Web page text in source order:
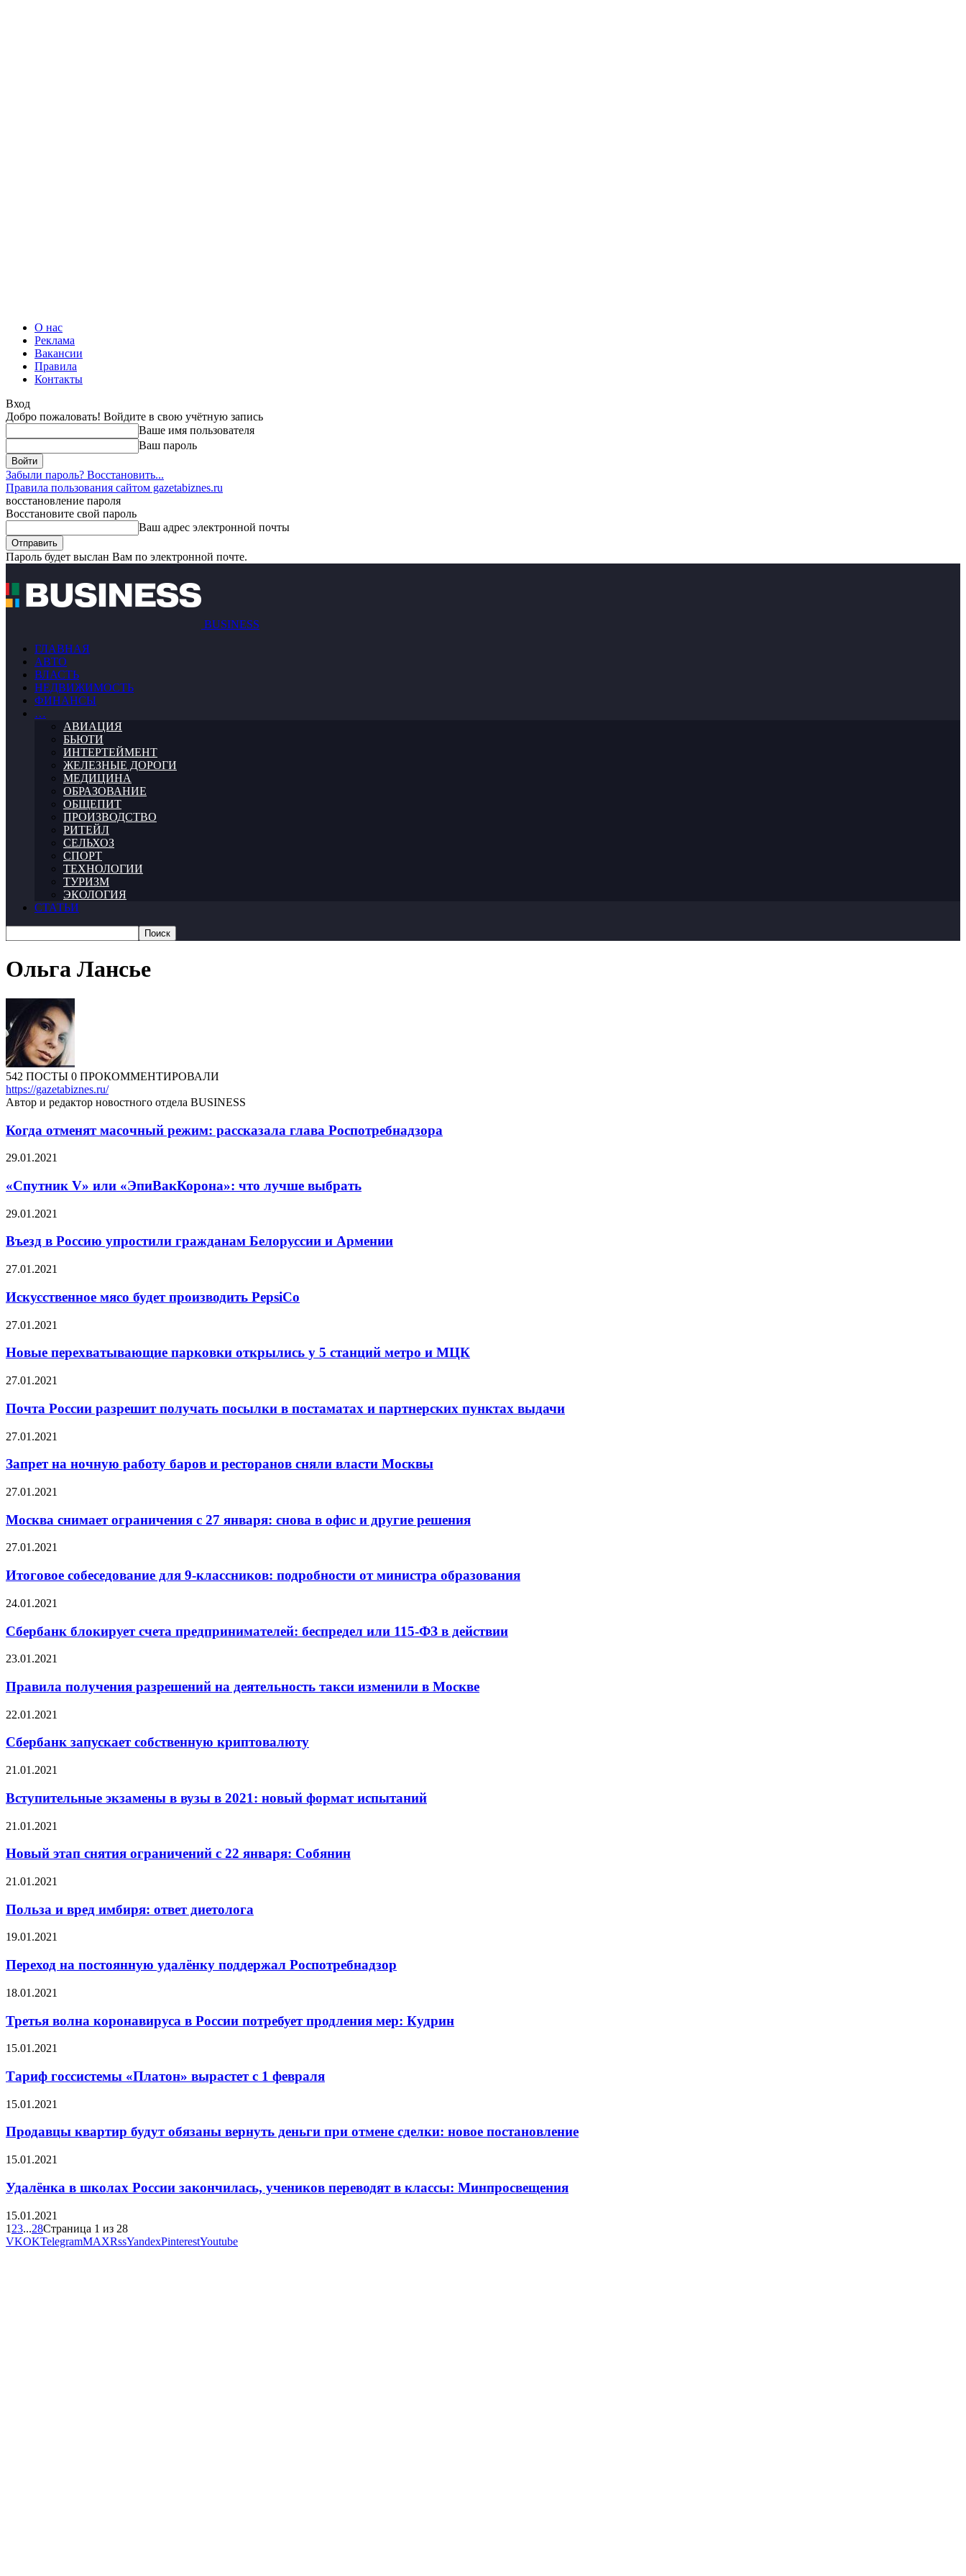
О нас
Реклама
Вакансии
Правила
Контакты
Вход
Добро пожаловать! Войдите в свою учётную запись
Ваше имя пользователя
Ваш пароль
Забыли пароль? Восстановить...
Правила пользования сайтом gazetabiznes.ru
восстановление пароля
Восстановите свой пароль
Ваш адрес электронной почты
Пароль будет выслан Вам по электронной почте.
BUSINESS
ГЛАВНАЯ
АВТО
ВЛАСТЬ
НЕДВИЖИМОСТЬ
ФИНАНСЫ
…
АВИАЦИЯ
БЬЮТИ
ИНТЕРТЕЙМЕНТ
ЖЕЛЕЗНЫЕ ДОРОГИ
МЕДИЦИНА
ОБРАЗОВАНИЕ
ОБЩЕПИТ
ПРОИЗВОДСТВО
РИТЕЙЛ
СЕЛЬХОЗ
СПОРТ
ТЕХНОЛОГИИ
ТУРИЗМ
ЭКОЛОГИЯ
СТАТЬИ
Ольга Лансье
542 ПОСТЫ 0 ПРОКОММЕНТИРОВАЛИ
https://gazetabiznes.ru/
Автор и редактор новостного отдела BUSINESS
Когда отменят масочный режим: рассказала глава Роспотребнадзора
29.01.2021
«Спутник V» или «ЭпиВакКорона»: что лучше выбрать
29.01.2021
Въезд в Россию упростили гражданам Белоруссии и Армении
27.01.2021
Искусственное мясо будет производить PepsiCo
27.01.2021
Новые перехватывающие парковки открылись у 5 станций метро и МЦК
27.01.2021
Почта России разрешит получать посылки в постаматах и партнерских пунктах выдачи
27.01.2021
Запрет на ночную работу баров и ресторанов сняли власти Москвы
27.01.2021
Москва снимает ограничения с 27 января: снова в офис и другие решения
27.01.2021
Итоговое собеседование для 9-классников: подробности от министра образования
24.01.2021
Сбербанк блокирует счета предпринимателей: беспредел или 115-ФЗ в действии
23.01.2021
Правила получения разрешений на деятельность такси изменили в Москве
22.01.2021
Сбербанк запускает собственную криптовалюту
21.01.2021
Вступительные экзамены в вузы в 2021: новый формат испытаний
21.01.2021
Новый этап снятия ограничений с 22 января: Собянин
21.01.2021
Польза и вред имбиря: ответ диетолога
19.01.2021
Переход на постоянную удалёнку поддержал Роспотребнадзор
18.01.2021
Третья волна коронавируса в России потребует продления мер: Кудрин
15.01.2021
Тариф госсистемы «Платон» вырастет с 1 февраля
15.01.2021
Продавцы квартир будут обязаны вернуть деньги при отмене сделки: новое постановление
15.01.2021
Удалёнка в школах России закончилась, учеников переводят в классы: Минпросвещения
15.01.2021
1 23...28Страница 1 из 28
VKOKTelegramMAXRssYandexPinterestYoutube